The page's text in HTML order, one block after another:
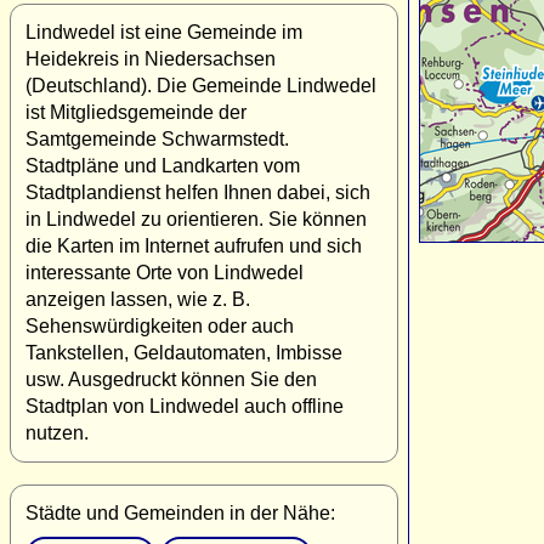
Lindwedel ist eine Gemeinde im
Heidekreis in Niedersachsen
(Deutschland). Die Gemeinde Lindwedel
ist Mitgliedsgemeinde der
Samtgemeinde Schwarmstedt.
Stadtpläne und Landkarten vom
Stadtplandienst helfen Ihnen dabei, sich
in Lindwedel zu orientieren. Sie können
die Karten im Internet aufrufen und sich
interessante Orte von Lindwedel
anzeigen lassen, wie z. B.
Sehenswürdigkeiten oder auch
Tankstellen, Geldautomaten, Imbisse
usw. Ausgedruckt können Sie den
Stadtplan von Lindwedel auch offline
nutzen.
Städte und Gemeinden in der Nähe: